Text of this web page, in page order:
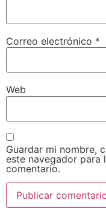
Correo electrónico *
Web
Guardar mi nombre,
este navegador para
comentario.